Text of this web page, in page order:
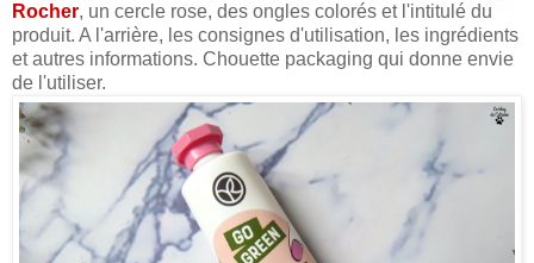
Rocher, un cercle rose, des ongles colorés et l'intitulé du
produit. A l'arrière, les consignes d'utilisation, les ingrédients
et autres informations. Chouette packaging qui donne envie
de l'utiliser.